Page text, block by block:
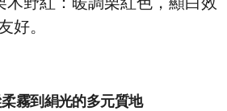
木野紅：暖調栗紅色，顯白效
好。
霧到絹光的多元質地